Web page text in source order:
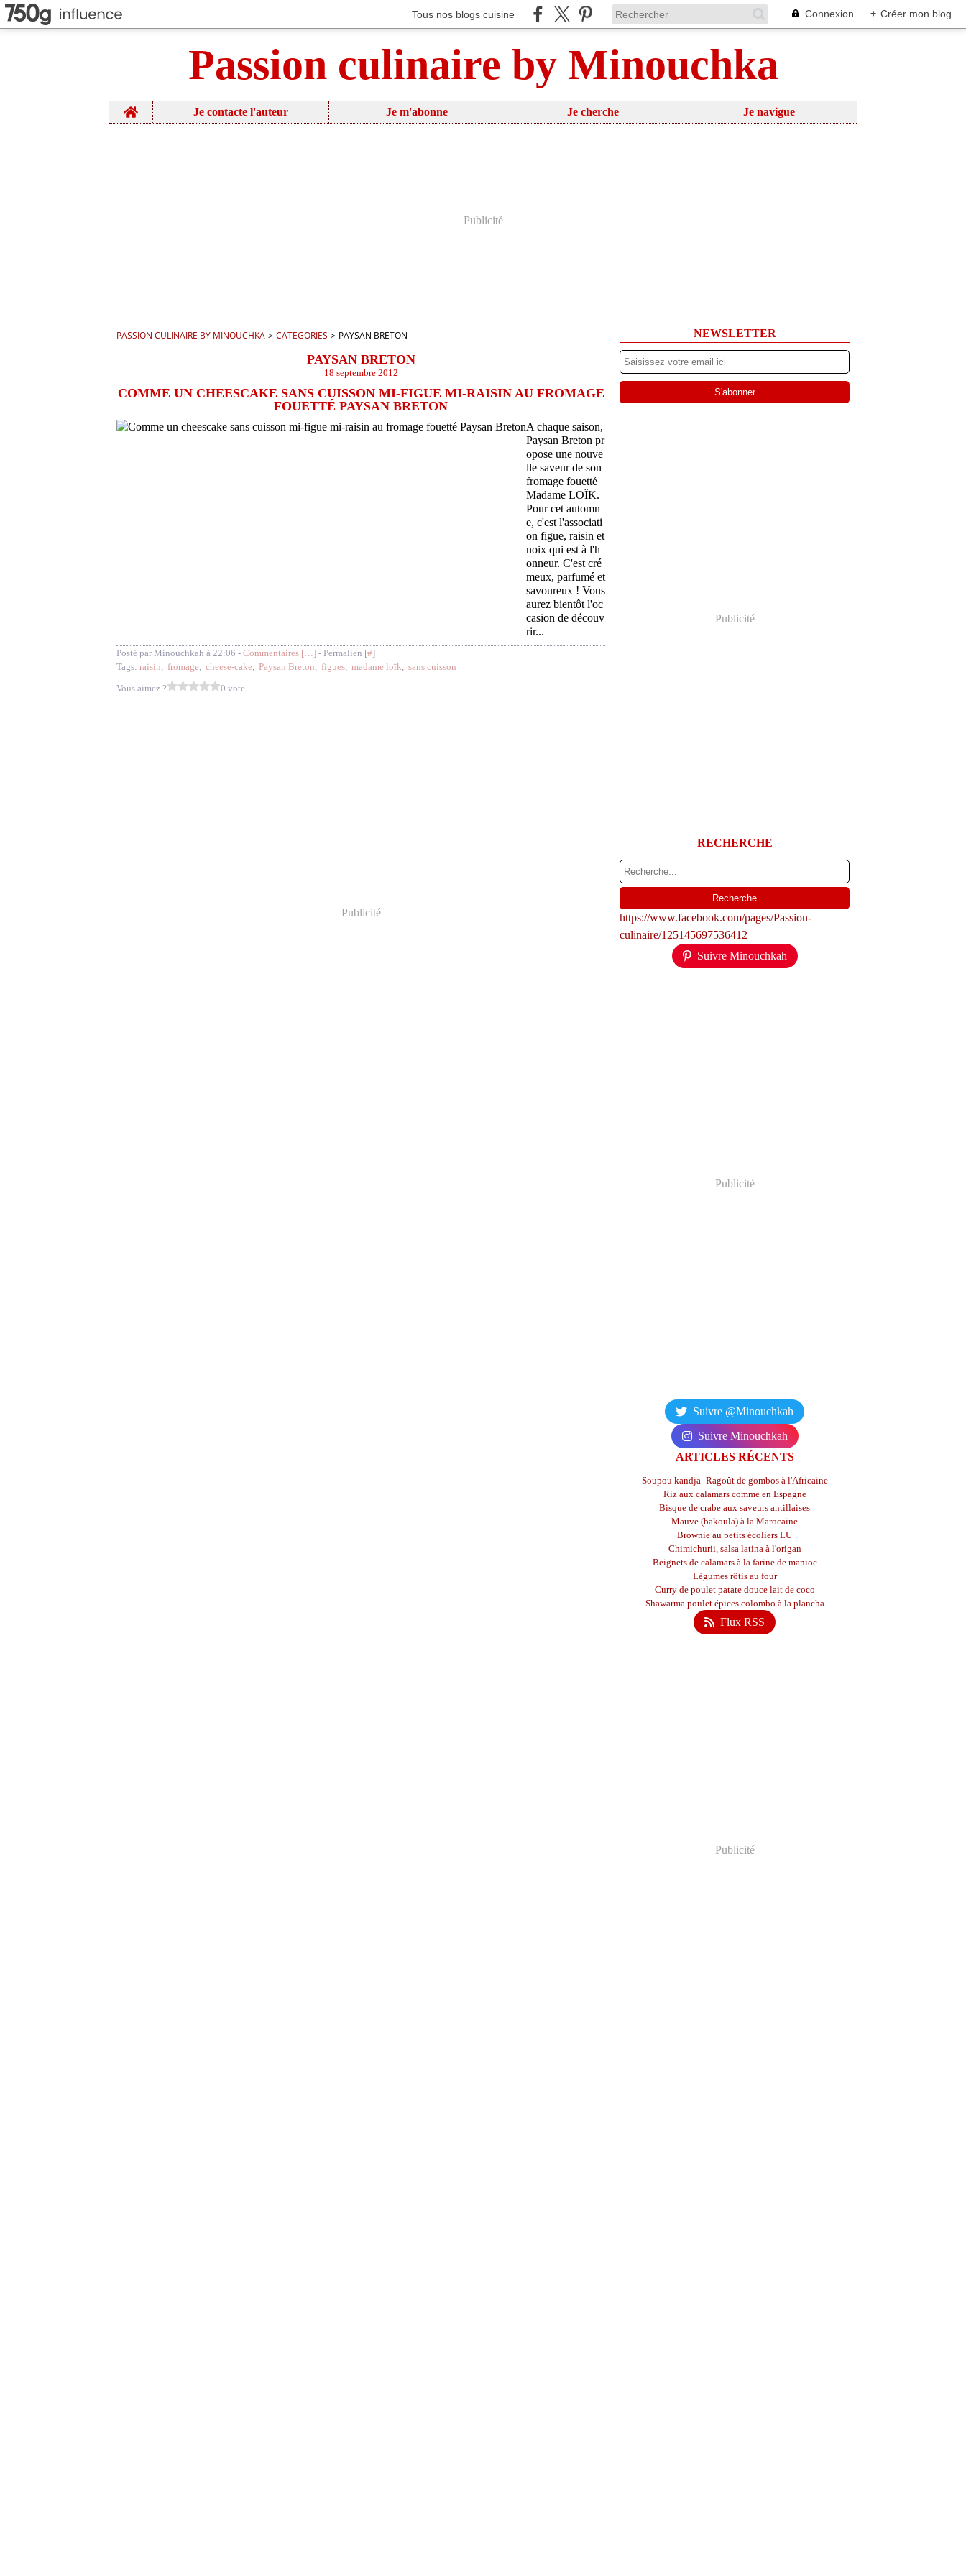
Tous nos blogs cuisine Connexion + Créer mon blog
Passion culinaire by Minouchka
Home Je contacte l'auteur Je m'abonne Je cherche Je navigue
Publicité
PASSION CULINAIRE BY MINOUCHKA > CATEGORIES > PAYSAN BRETON
PAYSAN BRETON
18 septembre 2012
COMME UN CHEESCAKE SANS CUISSON MI-FIGUE MI-RAISIN AU FROMAGE
FOUETTÉ PAYSAN BRETON
A chaque saison,
Paysan Breton pr
opose une nouve
lle saveur de son
fromage fouetté
Madame LOÏK.
Pour cet automn
e, c'est l'associati
on figue, raisin et
noix qui est à l'h
onneur. C'est cré
meux, parfumé et
savoureux ! Vous
aurez bientôt l'oc
casion de découv
rir...
Posté par Minouchkah à 22:06 - Commentaires […] - Permalien [#]
Tags: raisin, fromage, cheese-cake, Paysan Breton, figues, madame loïk, sans cuisson
Vous aimez ?
0 vote
Publicité
NEWSLETTER
Publicité
RECHERCHE
https://www.facebook.com/pages/Passion-
culinaire/125145697536412
Suivre Minouchkah
Publicité
Suivre @Minouchkah
Suivre Minouchkah
ARTICLES RÉCENTS
Soupou kandja- Ragoût de gombos à l'Africaine
Riz aux calamars comme en Espagne
Bisque de crabe aux saveurs antillaises
Mauve (bakoula) à la Marocaine
Brownie au petits écoliers LU
Chimichurii, salsa latina à l'origan
Beignets de calamars à la farine de manioc
Légumes rôtis au four
Curry de poulet patate douce lait de coco
Shawarma poulet épices colombo à la plancha
Flux RSS
Publicité